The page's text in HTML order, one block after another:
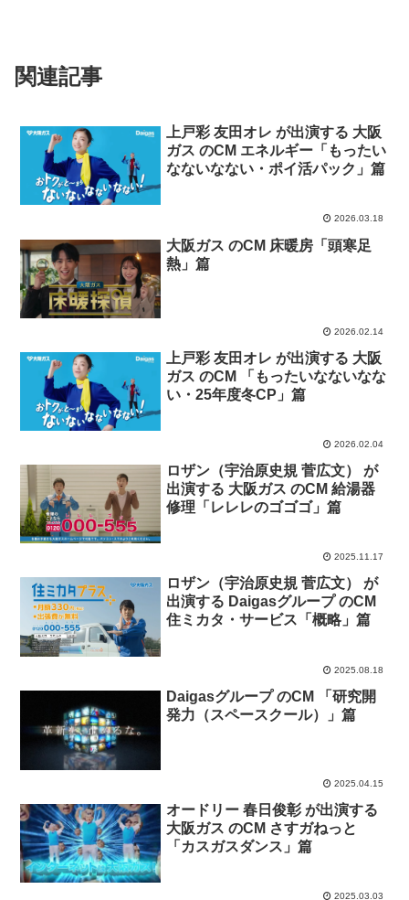
関連記事
上戸彩 友田オレ が出演する 大阪
ガス のCM エネルギー「もったい
なないなない・ポイ活パック」篇
2026.03.18
大阪ガス のCM 床暖房「頭寒足
熱」篇
2026.02.14
上戸彩 友田オレ が出演する 大阪
ガス のCM 「もったいなないなな
い・25年度冬CP」篇
2026.02.04
ロザン（宇治原史規 菅広文） が
出演する 大阪ガス のCM 給湯器
修理「レレレのゴゴゴ」篇
2025.11.17
ロザン（宇治原史規 菅広文） が
出演する Daigasグループ のCM
住ミカタ・サービス「概略」篇
2025.08.18
Daigasグループ のCM 「研究開
発力（スペースクール）」篇
2025.04.15
オードリー 春日俊彰 が出演する
大阪ガス のCM さすガねっと
「カスガスダンス」篇
2025.03.03